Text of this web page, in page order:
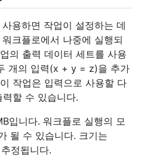
용하면 작업이 설정하는 데
크플로에서 나중에 실행되
의 출력 데이터 세트를 사용
개의 입력(x + y = z)을 추가
작업은 입력으로 사용할 다
할 수 있습니다.
입니다. 워크플로 실행의 모
될 수 있습니다. 크기는
정됩니다.